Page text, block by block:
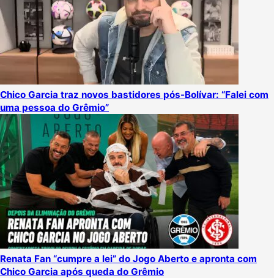
Chico Garcia traz novos bastidores pós-Bolívar: “Falei com
uma pessoa do Grêmio”
Renata Fan “cumpre a lei” do Jogo Aberto e apronta com
Chico Garcia após queda do Grêmio